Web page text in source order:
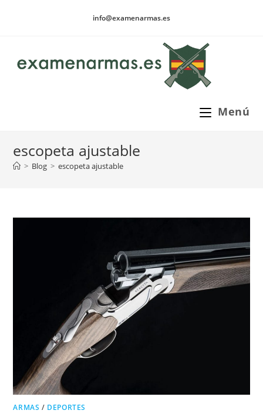
info@examenarmas.es
Menú
escopeta ajustable
> Blog > escopeta ajustable
ARMAS / DEPORTES